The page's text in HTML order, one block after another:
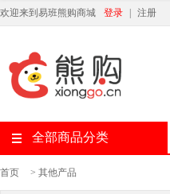
欢迎来到易班熊购商城 登录 注册
全部商品分类
首页 > 其他产品